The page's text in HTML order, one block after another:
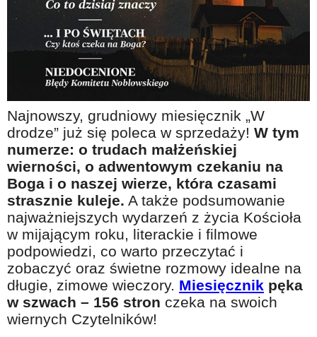
Mieszkaj wygodnie i bez barier
Warto wiedzieć!
Podróże i wypoczynek
Taniej, okazyjnie, specjalnie dla 60plus
Na wesoło
Hobby i pasje
Żyj aktywnie
60plus - najcenniejsi klienci
Dobra opieka
Warto naśladować
Coś dla ducha
Smacznie i zdrowo
O finansach i społeczeństwie - edukacja nie tylko dla 60plus
Ciekawe książki
KONTAKT
Najnowszy, grudniowy miesięcznik „W
drodze” już się poleca w sprzedaży! W tym
numerze: o trudach małżeńskiej
wierności, o adwentowym czekaniu na
Boga i o naszej wierze, która czasami
strasznie kuleje. A także podsumowanie
najważniejszych wydarzeń z życia Kościoła
w mijającym roku, literackie i filmowe
podpowiedzi, co warto przeczytać i
zobaczyć oraz świetne rozmowy idealne na
długie, zimowe wieczory. Miesięcznik pęka
w szwach – 156 stron czeka na swoich
wiernych Czytelników!